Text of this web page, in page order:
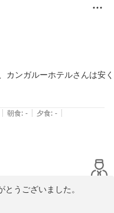
て下さり、部屋やトイレも綺
が…(前回は特に匂いとかは
おります。但し、清掃時間
、ご了承いただいた上で
ご理解のほどお願い申し
、換気には十分に気を付
らの匂いが残ってしまう
つきましては、雨続きの
いますが、これまで以上
カンガルーホテルさんは安く
B」 を予約したのですが、
はなんでしょうか。
が、SIDE Aを案内されるの
| 朝食: - | 夕食: - |
うございました。